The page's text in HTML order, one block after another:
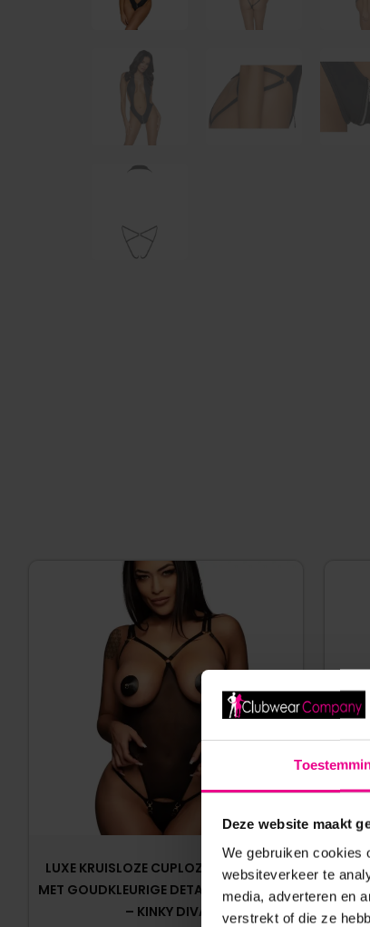
Deze website maakt
We gebruiken cookies
websiteverkeer te
media, adverteren en
verstrekt of die ze
LUXE KRUISLOZE CUPLOZE MESH BODY
MET GOUDKLEURIGE DETAILS – PIQUANT
– KINKY DIVA